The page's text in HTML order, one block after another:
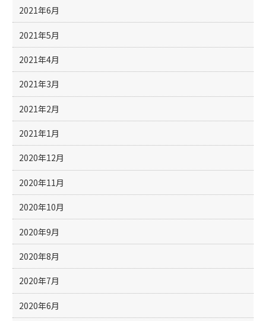
2021年6月
2021年5月
2021年4月
2021年3月
2021年2月
2021年1月
2020年12月
2020年11月
2020年10月
2020年9月
2020年8月
2020年7月
2020年6月